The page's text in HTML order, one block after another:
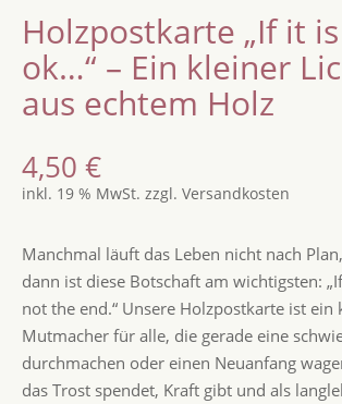
Holzpostkarte „If it
ok…“ – Ein kleiner
aus echtem Holz
4,50 €
inkl. 19 % MwSt. zzgl. Versandkosten
Manchmal läuft das Leben nicht nach
dann ist diese Botschaft am wichtigsten:
not the end.“ Unsere Holzpostkarte ist
Mutmacher für alle, die gerade eine
durchmachen oder einen Neuanfang
das Trost spendet, Kraft gibt und als